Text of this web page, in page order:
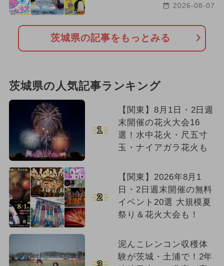
2026-08-07
茨城県の記事をもっとみる
茨城県の人気記事ランキング
1
【関東】8月1日・2日週
末開催の花火大会16
選！水中花火・尺五寸
玉・ナイアガラ花火も
2
【関東】2026年8月1
日・2日週末開催の無料
イベント20選 大規模夏
祭り＆花火大会も！
泥んこレンコン収穫体
験が茨城・土浦で！2年